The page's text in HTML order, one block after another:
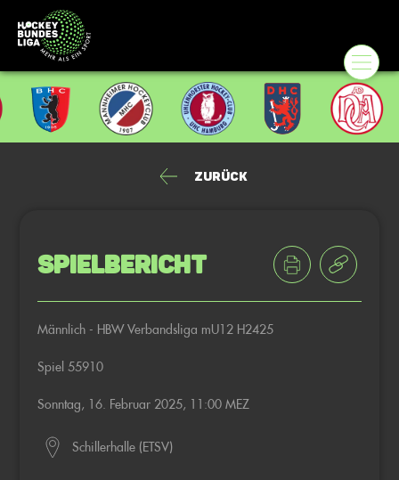
Zurück
Spielbericht
Männlich - HBW Verbandsliga mU12 H2425
Spiel 55910
Sonntag, 16. Februar 2025, 11:00 MEZ
Schillerhalle (ETSV)